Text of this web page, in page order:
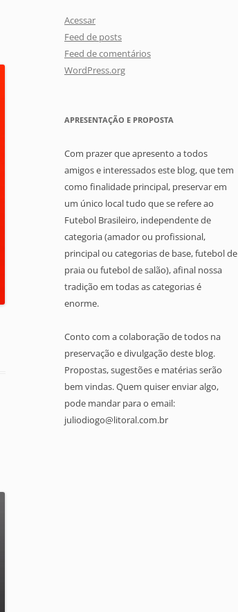
Acessar
Feed de posts
Feed de comentários
WordPress.org
APRESENTAÇÃO E PROPOSTA
Com prazer que apresento a todos
amigos e interessados este blog, que tem
como finalidade principal, preservar em
um único local tudo que se refere ao
Futebol Brasileiro, independente de
categoria (amador ou profissional,
principal ou categorias de base, futebol de
praia ou futebol de salão), afinal nossa
tradição em todas as categorias é
enorme.
Conto com a colaboração de todos na
preservação e divulgação deste blog.
Propostas, sugestões e matérias serão
bem vindas. Quem quiser enviar algo,
pode mandar para o email:
juliodiogo@litoral.com.br